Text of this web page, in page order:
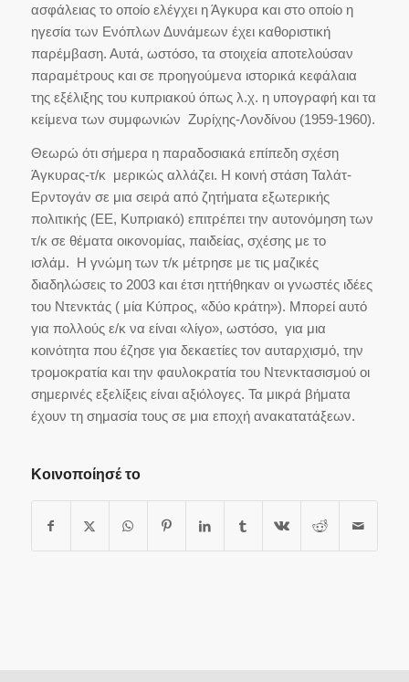
ασφάλειας το οποίο ελέγχει η Άγκυρα και στο οποίο η
ηγεσία των Ενόπλων Δυνάμεων έχει καθοριστική
παρέμβαση. Αυτά, ωστόσο, τα στοιχεία αποτελούσαν
παραμέτρους και σε προηγούμενα ιστορικά κεφάλαια
της εξέλιξης του κυπριακού όπως λ.χ. η υπογραφή και τα
κείμενα των συμφωνιών Ζυρίχης-Λονδίνου (1959-1960).
Θεωρώ ότι σήμερα η παραδοσιακά επίπεδη σχέση
Άγκυρας-τ/κ μερικώς αλλάζει. Η κοινή στάση Ταλάτ-
Ερντογάν σε μια σειρά από ζητήματα εξωτερικής
πολιτικής (ΕΕ, Κυπριακό) επιτρέπει την αυτονόμηση των
τ/κ σε θέματα οικονομίας, παιδείας, σχέσης με το
ισλάμ. Η γνώμη των τ/κ μέτρησε με τις μαζικές
διαδηλώσεις το 2003 και έτσι ηττήθηκαν οι γνωστές ιδέες
του Ντενκτάς ( μία Κύπρος, «δύο κράτη»). Μπορεί αυτό
για πολλούς ε/κ να είναι «λίγο», ωστόσο, για μια
κοινότητα που έζησε για δεκαετίες τον αυταρχισμό, την
τρομοκρατία και την φαυλοκρατία του Ντενκτασισμού οι
σημερινές εξελίξεις είναι αξιόλογες. Τα μικρά βήματα
έχουν τη σημασία τους σε μια εποχή ανακατατάξεων.
Κοινοποίησέ το